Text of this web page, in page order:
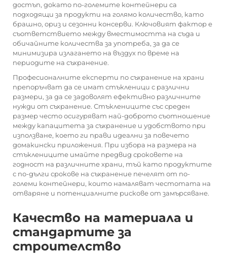
достъп, докато по-големите контейнери са
подходящи за продукти на голямо количество, като
брашно, ориз и сезонни консерви. Ключовият фактор е
съответствието между вместимостта на съда и
обичайните количества за употреба, за да се
минимизира излагането на въздух по време на
периодите на съхранение.
Професионалните експерти по съхранение на храни
препоръчват да се имат стъкленици с различни
размери, за да се задоволят ефективно различните
нужди от съхранение. Стъклениците със среден
размер често осигуряват най-доброто съотношение
между капацитета за съхранение и удобството при
използване, което ги прави идеални за повечето
домакински приложения. При избора на размера на
стъклениците имайте предвид сроковете на
годност на различните храни, тъй като продуктите
с по-дълги срокове на съхранение печелят от по-
големи контейнери, които намаляват честотата на
отваряне и потенциалните рискове от замърсяване.
Качество на материала и
стандартите за
строителство